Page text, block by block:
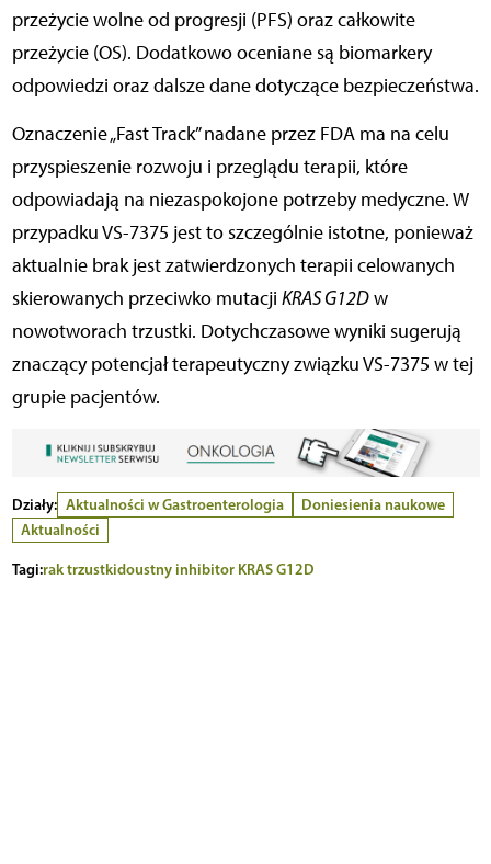
przeżycie wolne od progresji (PFS) oraz całkowite
przeżycie (OS). Dodatkowo oceniane są biomarkery
odpowiedzi oraz dalsze dane dotyczące bezpieczeństwa.
Oznaczenie „Fast Track” nadane przez FDA ma na celu
przyspieszenie rozwoju i przeglądu terapii, które
odpowiadają na niezaspokojone potrzeby medyczne. W
przypadku VS-7375 jest to szczególnie istotne, ponieważ
aktualnie brak jest zatwierdzonych terapii celowanych
skierowanych przeciwko mutacji KRAS G12Dw
nowotworach trzustki. Dotychczasowe wyniki sugerują
znaczący potencjał terapeutyczny związku VS-7375 w tej
grupie pacjentów.
Działy: Aktualności w Gastroenterologia
Doniesienia naukowe
Aktualności
Tagi:rak trzustkidoustny inhibitor KRAS G12D